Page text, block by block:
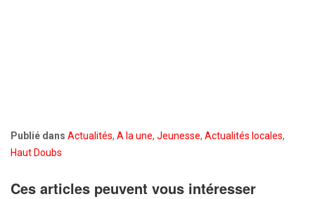
Publié dans Actualités, A la une, Jeunesse, Actualités locales,
Haut Doubs
Ces articles peuvent vous intéresser